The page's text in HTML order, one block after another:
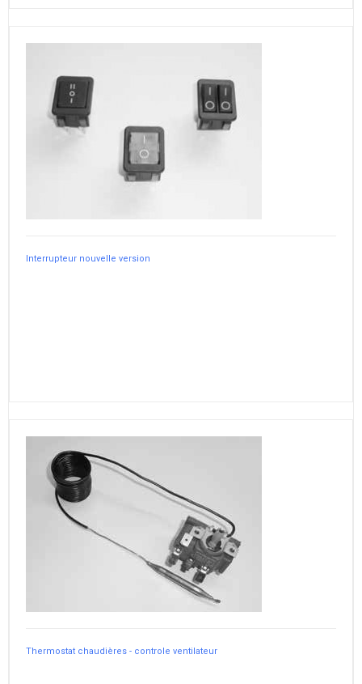
Interrupteur nouvelle version
Thermostat chaudières - controle ventilateur